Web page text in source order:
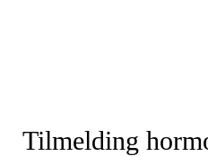
Tilmelding